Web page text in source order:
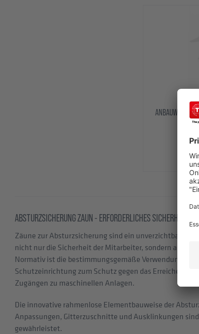
ANBAUWINKEL-
ABSTURZSICHERUNG ZAUN - ERFORDERLICHES
Zäune zur Absturzsicherung sind ein unverzichtbares
nicht nur die Sicherheit der Mitarbeiter, sondern auch
Normativ ist die bestimmungsgemäße Verwendung des
Schutzeinrichtung zum Schutz gegen das Erreichen
Zugängen zu maschinellen Anlagen.
Die innovative rahmenlose Elementbauweise der
Anpassungen, Gitterzuschnitte und Ausklinkungen
gewährleistet.